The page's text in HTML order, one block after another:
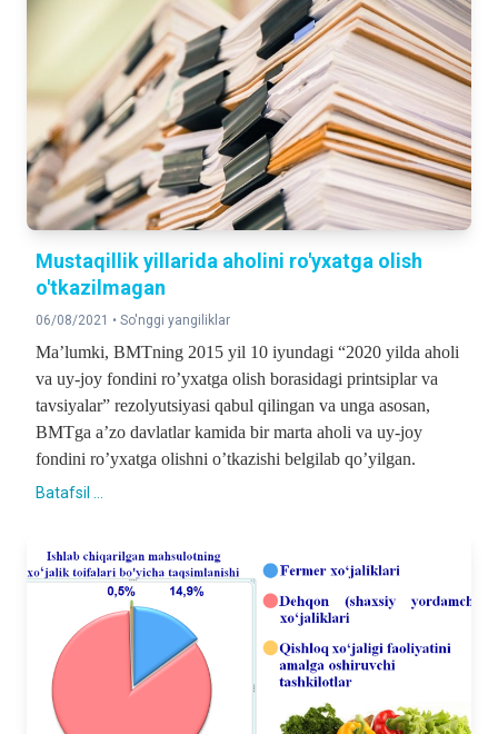
Mustaqillik yillarida aholini ro'yxatga olish
o'tkazilmagan
06/08/2021 • So'nggi yangiliklar
Maʼlumki, BMTning 2015 yil 10 iyundagi “2020 yilda aholi
va uy-joy fondini roʼyxatga olish borasidagi printsiplar va
tavsiyalar” rezolyutsiyasi qabul qilingan va unga asosan,
BMTga aʼzo davlatlar kamida bir marta aholi va uy-joy
fondini roʼyxatga olishni oʼtkazishi belgilab qoʼyilgan.
Batafsil ...